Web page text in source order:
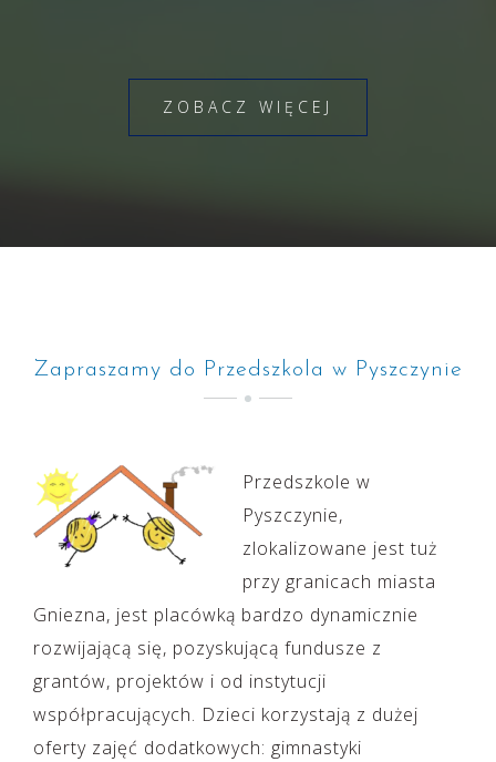
ZOBACZ WIĘCEJ
Zapraszamy do Przedszkola w Pyszczynie
Przedszkole w
Pyszczynie,
zlokalizowane jest tuż
przy granicach miasta
Gniezna, jest placówką bardzo dynamicznie
rozwijającą się, pozyskującą fundusze z
grantów, projektów i od instytucji
współpracujących. Dzieci korzystają z dużej
oferty zajęć dodatkowych: gimnastyki